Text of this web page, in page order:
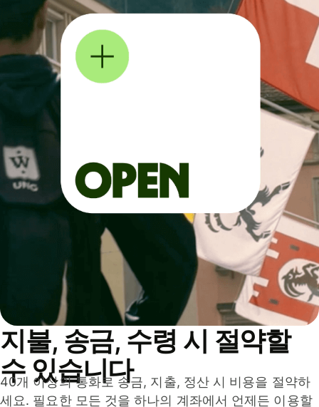
지불, 송금, 수령 시 절약할
수 있습니다
40개 이상의 통화로 송금, 지출, 정산 시 비용을 절약하
세요. 필요한 모든 것을 하나의 계좌에서 언제든 이용할